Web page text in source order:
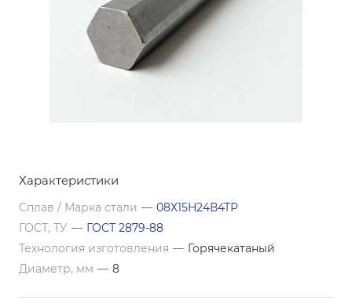
Характеристики
Сплав / Марка стали — 08Х15Н24В4ТР
ГОСТ, ТУ — ГОСТ 2879-88
Технология изготовления — Горячекатаный
Диаметр, мм — 8